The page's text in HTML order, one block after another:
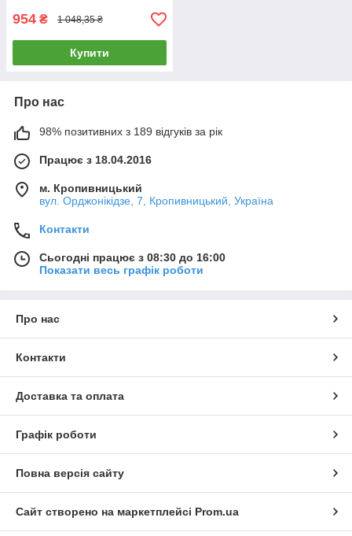
954 ₴ 1 048,35 ₴
Купити
Про нас
98% позитивних з 189 відгуків за рік
Працює з 18.04.2016
м. Кропивницький
вул. Орджонікідзе, 7, Кропивницький, Україна
Контакти
Сьогодні працює з 08:30 до 16:00
Показати весь графік роботи
Про нас
Контакти
Доставка та оплата
Графік роботи
Повна версія сайту
Сайт створено на маркетплейсі Prom.ua